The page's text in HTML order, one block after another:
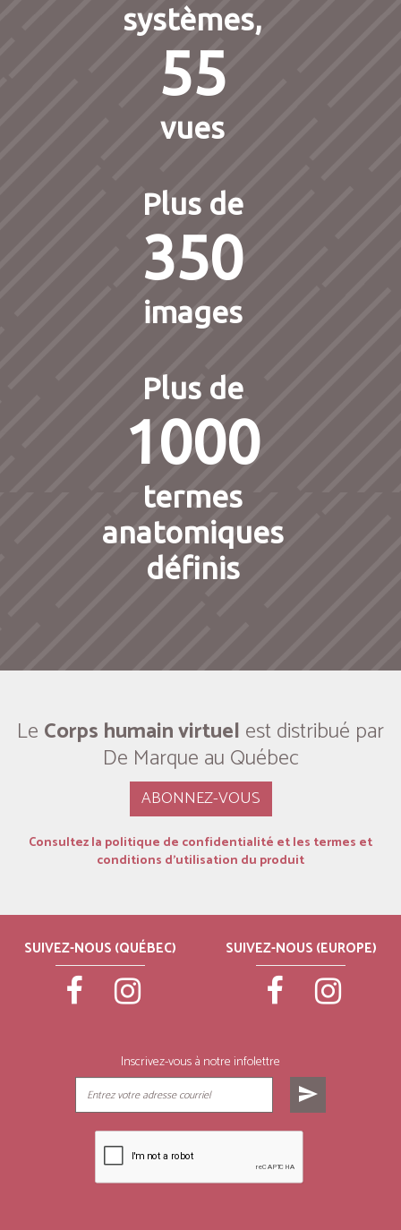
systèmes,
55
vues
Plus de
350
images
Plus de
1000
termes
anatomiques
définis
Le Corps humain virtuel est distribué par
De Marque au Québec
ABONNEZ-VOUS
Consultez la politique de confidentialité et les termes et
conditions d’utilisation du produit
SUIVEZ-NOUS (QUÉBEC) SUIVEZ-NOUS (EUROPE)
Inscrivez-vous à notre infolettre
send